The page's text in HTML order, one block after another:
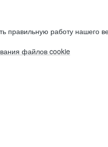
работу нашего
файлов cookie